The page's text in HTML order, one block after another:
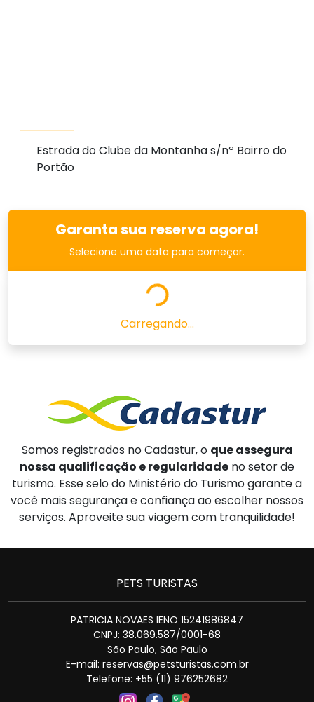
Estrada do Clube da Montanha s/nº Bairro do
Portão
Garanta sua reserva agora!
Selecione uma data para começar.
Carregando...
Somos registrados no Cadastur, o que assegura
nossa qualificação e regularidade no setor de
turismo. Esse selo do Ministério do Turismo garante a
você mais segurança e confiança ao escolher nossos
serviços. Aproveite sua viagem com tranquilidade!
PETS TURISTAS
PATRICIA NOVAES IENO 15241986847
CNPJ: 38.069.587/0001-68
São Paulo, São Paulo
E-mail: reservas@petsturistas.com.br
Telefone: +55 (11) 976252682